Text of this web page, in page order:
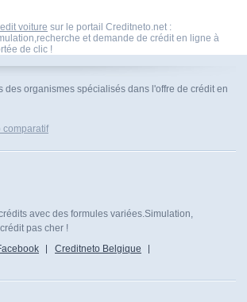
voiture sur le portail Creditneto.net :
et demande de crédit en ligne à
de clic !
organismes spécialisés dans l'offre de crédit en
comparatif
avec des formules variées.Simulation,
pas cher !
Creditneto Belgique